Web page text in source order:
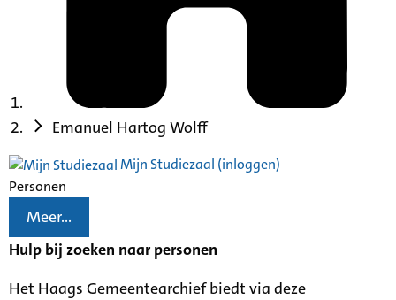
Emanuel Hartog Wolff
Mijn Studiezaal (inloggen)
Personen
Meer...
Hulp bij zoeken naar personen
Het Haags Gemeentearchief biedt via deze